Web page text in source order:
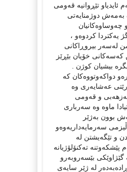
ئایدیاو تێڕوانیە قەومی
بەمەش دوژمنایەتی
چەوساوەکانیان
یەکتردا کردوەو ،
لەسەر بیروڕاکانی
کەسەکانی خۆیان بێڕێز
بیشیان کوژن .
دواکەوتووەکان کە
عەشایەری وە
و قەومی
ماوە وە سەرباری
بوون بەژێر
سەرمایەداریەوەو
و تێگەیشتن لە
پێشکەوتنە تەکنۆلۆژیانە
گێژاوێکی بێسەروبەرو
لە ژێر سایەی